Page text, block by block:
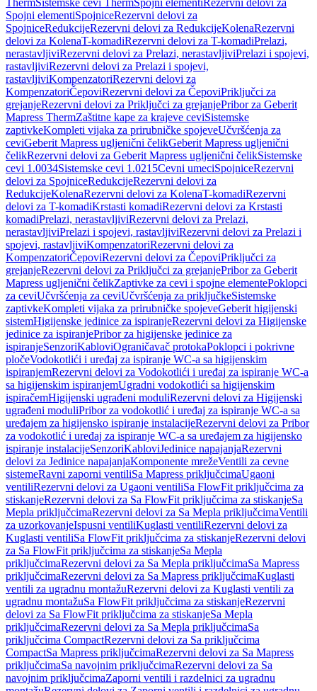
ThermSistemske cevi ThermSpojni elementi Rezervni delovi za
Spojni elementiSpojniceRezervni delovi za
SpojniceRedukcijeRezervni delovi za RedukcijeKolenaRezervni
delovi za KolenaT-komadiRezervni delovi za T-komadiPrelazi,
nerastavljiviRezervni delovi za Prelazi, nerastavljiviPrelazi i spojevi,
rastavljiviRezervni delovi za Prelazi i spojevi,
rastavljiviKompenzatoriRezervni delovi za
KompenzatoriČepoviRezervni delovi za ČepoviPriključci za
grejanjeRezervni delovi za Priključci za grejanjePribor za Geberit
Mapress ThermZaštitne kape za krajeve ceviSistemske
zaptivkeKompleti vijaka za prirubničke spojeveUčvršćenja za
ceviGeberit Mapress ugljenični čelikGeberit Mapress ugljenični
čelikRezervni delovi za Geberit Mapress ugljenični čelikSistemske
cevi 1.0034Sistemske cevi 1.0215Cevni umeciSpojniceRezervni
delovi za SpojniceRedukcijeRezervni delovi za
RedukcijeKolenaRezervni delovi za KolenaT-komadiRezervni
delovi za T-komadiKrstasti komadiRezervni delovi za Krstasti
komadiPrelazi, nerastavljiviRezervni delovi za Prelazi,
nerastavljiviPrelazi i spojevi, rastavljiviRezervni delovi za Prelazi i
spojevi, rastavljiviKompenzatoriRezervni delovi za
KompenzatoriČepoviRezervni delovi za ČepoviPriključci za
grejanjeRezervni delovi za Priključci za grejanjePribor za Geberit
Mapress ugljenični čelikZaptivke za cevi i spojne elementePoklopci
za ceviUčvršćenja za ceviUčvršćenja za priključkeSistemske
zaptivkeKompleti vijaka za prirubničke spojeveGeberit higijenski
sistemHigijenske jedinice za ispiranjeRezervni delovi za Higijenske
jedinice za ispiranjePribor za higijenske jedinice za
ispiranjeSenzoriKabloviOgraničavač protokaPoklopci i pokrivne
pločeVodokotlići i uređaj za ispiranje WC-a sa higijenskim
ispiranjemRezervni delovi za Vodokotlići i uređaj za ispiranje WC-a
sa higijenskim ispiranjemUgradni vodokotlići sa higijenskim
ispiračemHigijenski ugrađeni moduliRezervni delovi za Higijenski
ugrađeni moduliPribor za vodokotlić i uređaj za ispiranje WC-a sa
uređajem za higijensko ispiranje instalacijeRezervni delovi za Pribor
za vodokotlić i uređaj za ispiranje WC-a sa uređajem za higijensko
ispiranje instalacijeSenzoriKabloviJedinice napajanjaRezervni
delovi za Jedinice napajanjaKomponente mrežeVentili za cevne
sistemeRavni zaporni ventiliSa Mapress priključcimaUgaoni
ventiliRezervni delovi za Ugaoni ventiliSa FlowFit priključcima za
stiskanjeRezervni delovi za Sa FlowFit priključcima za stiskanjeSa
Mepla priključcimaRezervni delovi za Sa Mepla priključcimaVentili
za uzorkovanjeIspusni ventiliKuglasti ventiliRezervni delovi za
Kuglasti ventiliSa FlowFit priključcima za stiskanjeRezervni delovi
za Sa FlowFit priključcima za stiskanjeSa Mepla
priključcimaRezervni delovi za Sa Mepla priključcimaSa Mapress
priključcimaRezervni delovi za Sa Mapress priključcimaKuglasti
ventili za ugradnu montažuRezervni delovi za Kuglasti ventili za
ugradnu montažuSa FlowFit priključcima za stiskanjeRezervni
delovi za Sa FlowFit priključcima za stiskanjeSa Mepla
priključcimaRezervni delovi za Sa Mepla priključcimaSa
priključcima CompactRezervni delovi za Sa priključcima
CompactSa Mapress priključcimaRezervni delovi za Sa Mapress
priključcimaSa navojnim priključcimaRezervni delovi za Sa
navojnim priključcimaZaporni ventili i razdelnici za ugradnu